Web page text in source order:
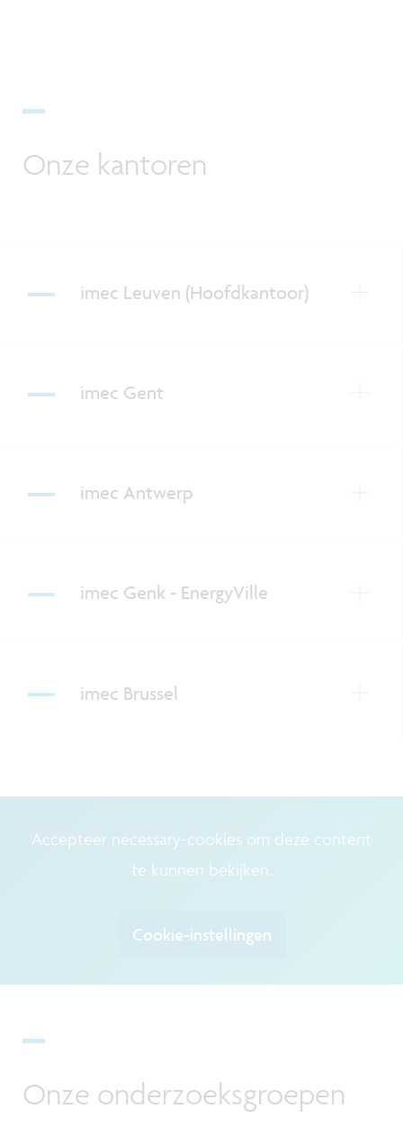
Onze kantoren
imec Leuven (Hoofdkantoor)
imec Gent
imec Antwerp
imec Genk - EnergyVille
imec Brussel
Accepteer necessary-cookies om deze content
te kunnen bekijken.
Cookie-instellingen
Onze onderzoeksgroepen